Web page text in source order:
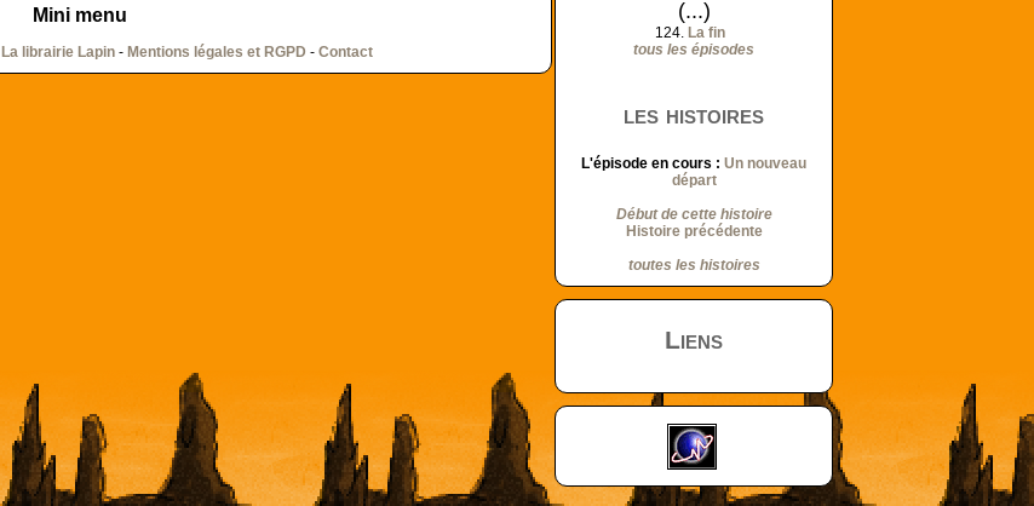
Mini menu
La librairie Lapin- Mentions légales et RGPD - Contact
(...)
124. La fin
tous les épisodes
les histoires
L'épisode en cours : Un nouveau
départ
Début de cette histoire
Histoire précédente
toutes les histoires
Liens